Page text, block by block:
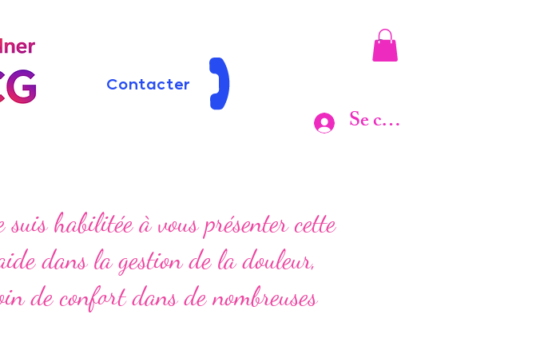
Contacter
Se connecter
habilitée à vous présenter cette
dans la gestion de la douleur,
de confort dans de nombreuses